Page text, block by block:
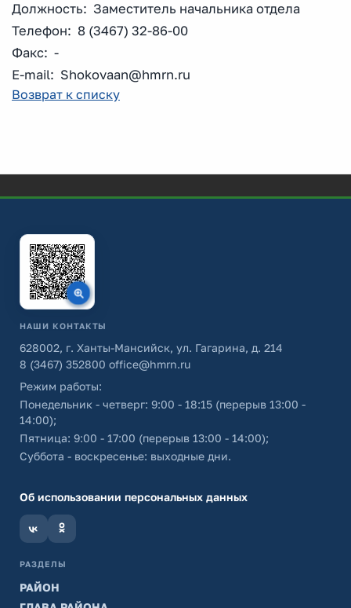
Должность: Заместитель начальника отдела
Телефон: 8 (3467) 32-86-00
Факс: -
E-mail: Shokovaan@hmrn.ru
Возврат к списку
НАШИ КОНТАКТЫ
628002, г. Ханты-Мансийск, ул. Гагарина, д. 214
8 (3467) 352800 office@hmrn.ru
Режим работы:
Понедельник - четверг: 9:00 - 18:15 (перерыв 13:00 -
14:00);
Пятница: 9:00 - 17:00 (перерыв 13:00 - 14:00);
Суббота - воскресенье: выходные дни.
Об использовании персональных данных
РАЗДЕЛЫ
РАЙОН